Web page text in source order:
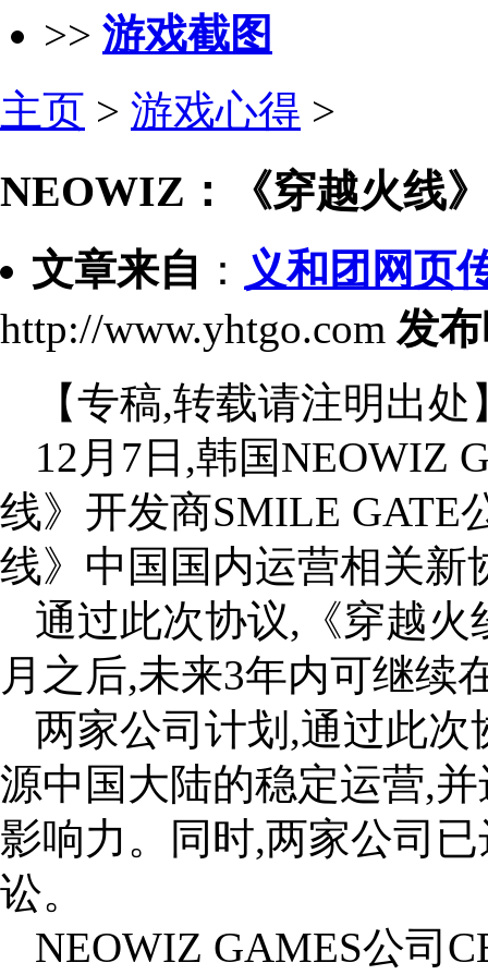
>> 游戏截图
主页 > 游戏心得 >
NEOWIZ：《穿越火线
文章来自 ： 义和团网页
http://www.yhtgo.com 发
【专稿,转载请注明出处
12月7日,韩国NEOWIZ
线》开发商SMILE GATE
线》中国国内运营相关新
通过此次协议,《穿越火
月之后,未来3年内可继续
两家公司计划,通过此
源中国大陆的稳定运营,
影响力。同时,两家公司
讼。
NEOWIZ GAMES公司